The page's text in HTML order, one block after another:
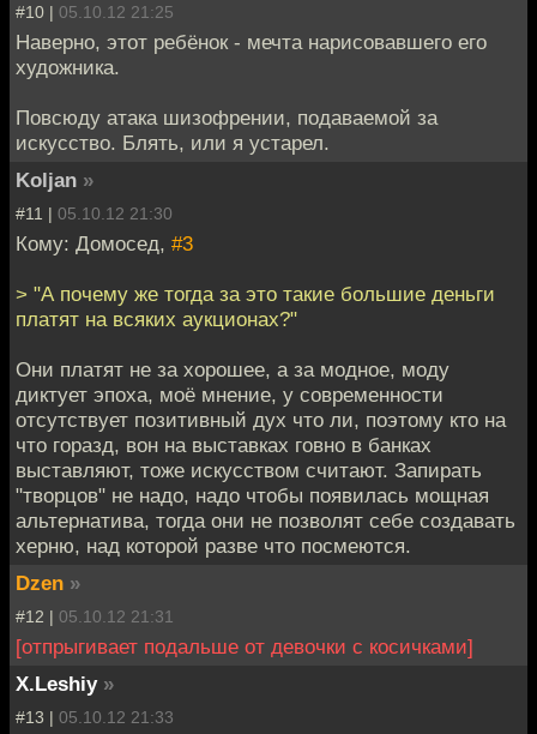
#10 | 05.10.12 21:25
Наверно, этот ребёнок - мечта нарисовавшего его
художника.
Повсюду атака шизофрении, подаваемой за
искусство. Блять, или я устарел.
Koljan »
#11 | 05.10.12 21:30
Кому: Домосед, #3
> "А почему же тогда за это такие большие деньги
платят на всяких аукционах?"
Они платят не за хорошее, а за модное, моду
диктует эпоха, моё мнение, у современности
отсутствует позитивный дух что ли, поэтому кто на
что горазд, вон на выставках говно в банках
выставляют, тоже искусством считают. Запирать
"творцов" не надо, надо чтобы появилась мощная
альтернатива, тогда они не позволят себе создавать
херню, над которой разве что посмеются.
Dzen »
#12 | 05.10.12 21:31
[отпрыгивает подальше от девочки с косичками]
X.Leshiy »
#13 | 05.10.12 21:33